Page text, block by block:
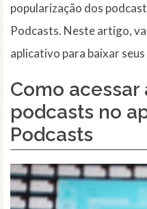
popularização dos
Podcasts. Neste artigo,
aplicativo para baixar
Como acessar
podcasts no
Podcasts